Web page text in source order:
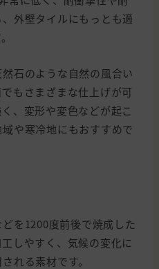
外壁タイルにもっとも適
石のような自然の風合い
もさまざまな仕上げが可
、変形や変色などが起こ
や寒冷地にもおすすめで
を1200度前後で焼成した
しやすく、気候の変化に
れる素材です。